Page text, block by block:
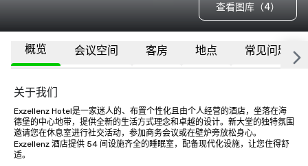
查看图库（4）
概览 会议空间 客房 地点 常见问题
关于我们
Exzellenz Hotel是一家迷人的、布置个性化且由个人经营的酒店，坐落在海
德堡的中心地带，提供全新的生活方式理念和卓越的设计。新大堂的独特氛围
邀请您在休息室进行社交活动，参加商务会议或在壁炉旁放松身心。
Exzellenz 酒店提供 54 间设施齐全的睡眠室，配备现代化设施，让您住得舒
适。